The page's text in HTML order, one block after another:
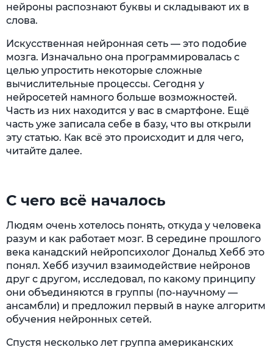
нейроны распознают буквы и складывают их в
слова.
Искусственная нейронная сеть — это подобие
мозга. Изначально она программировалась с
целью упростить некоторые сложные
вычислительные процессы. Сегодня у
нейросетей намного больше возможностей.
Часть из них находится у вас в смартфоне. Ещё
часть уже записала себе в базу, что вы открыли
эту статью. Как всё это происходит и для чего,
читайте далее.
С чего всё началось
Людям очень хотелось понять, откуда у человека
разум и как работает мозг. В середине прошлого
века канадский нейропсихолог Дональд Хебб это
понял. Хебб изучил взаимодействие нейронов
друг с другом, исследовал, по какому принципу
они объединяются в группы (по-научному —
ансамбли) и предложил первый в науке алгоритм
обучения нейронных сетей.
Спустя несколько лет группа американских